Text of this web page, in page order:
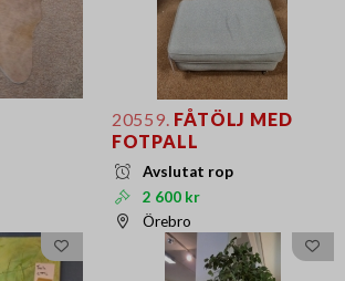
20559. FÅTÖLJ MED
FOTPALL
Avslutat rop
2 600 kr
Örebro